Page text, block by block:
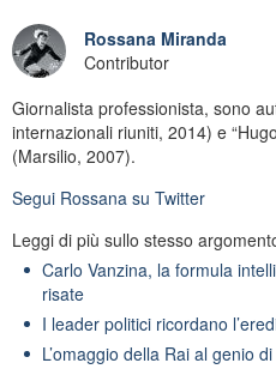
Rossana Miranda
Contributor
Giornalista professionista, sono
internazionali riuniti, 2014) e
(Marsilio, 2007).
Segui Rossana su Twitter
Leggi di più sullo stesso
Carlo Vanzina, la formula
risate
I leader politici ricordano
L’omaggio della Rai al genio